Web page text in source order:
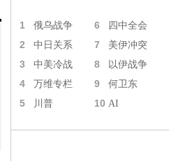
1 俄乌战争 6 四中全会
2 中日关系 7 美伊冲突
3 中美冷战 8 以伊战争
4 万维专栏 9 何卫东
5 川普 10 AI